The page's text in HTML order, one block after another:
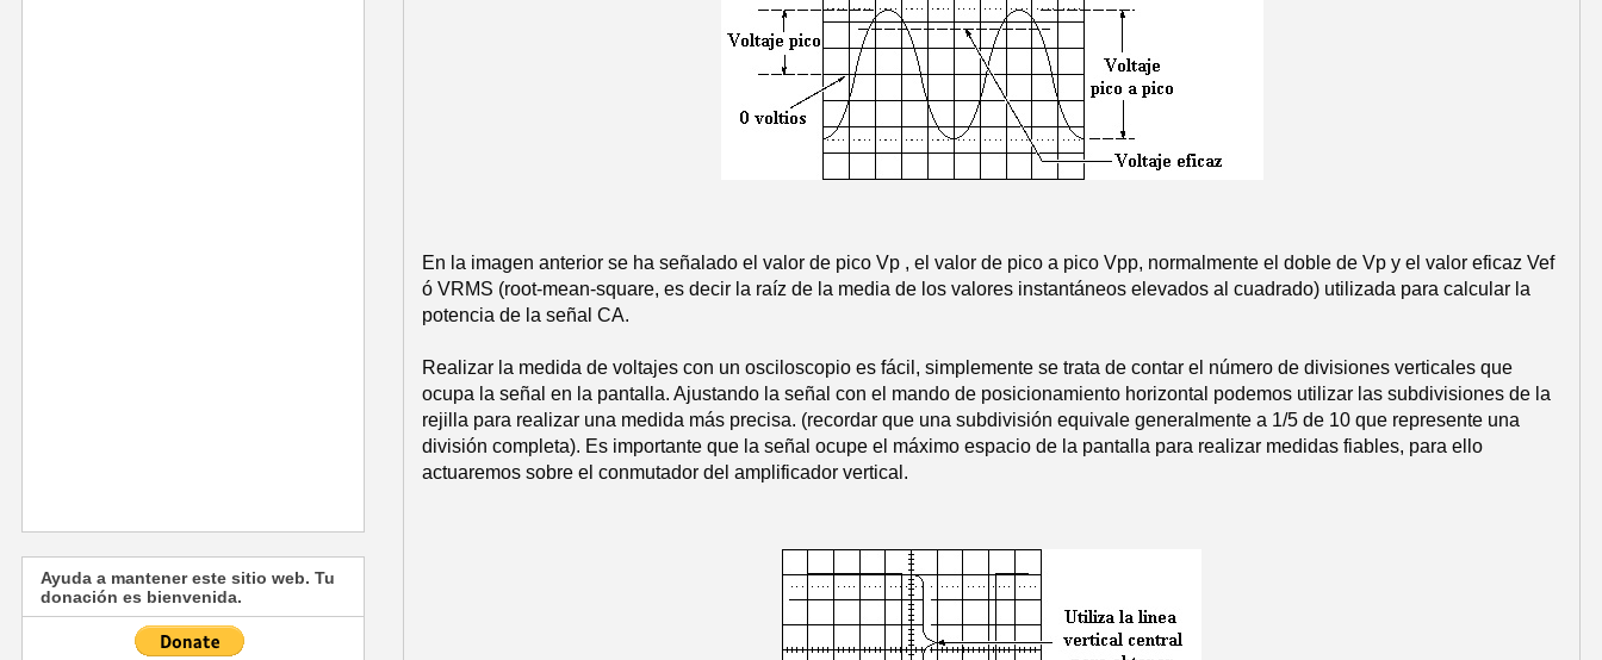
En la imagen anterior se ha señalado el valor de pico Vp , el valor de pico a pico Vpp, normalmente el doble de Vp y el valor eficaz Vef
ó VRMS (root-mean-square, es decir la raíz de la media de los valores instantáneos elevados al cuadrado) utilizada para calcular la
potencia de la señal CA.
Realizar la medida de voltajes con un osciloscopio es fácil, simplemente se trata de contar el número de divisiones verticales que
ocupa la señal en la pantalla. Ajustando la señal con el mando de posicionamiento horizontal podemos utilizar las subdivisiones de la
rejilla para realizar una medida más precisa. (recordar que una subdivisión equivale generalmente a 1/5 de 10 que represente una
división completa). Es importante que la señal ocupe el máximo espacio de la pantalla para realizar medidas fiables, para ello
actuaremos sobre el conmutador del amplificador vertical.
Ayuda a mantener este sitio web. Tu
donación es bienvenida.